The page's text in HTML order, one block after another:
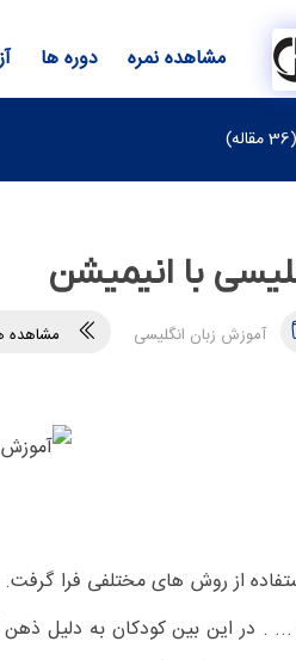
مشاهده نمره دوره ها
با انیمیشن
آموزش زبان انگلیسی مشاهده
از روش های مختلفی فرا
. در این بین کودکان به دلیل ذهن